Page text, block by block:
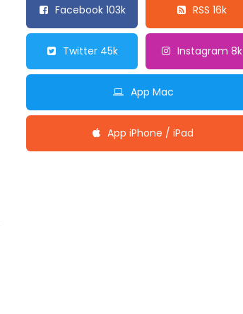
Facebook 103k RSS 16k
Twitter 45k Instagram 8k
App Mac
App iPhone / iPad